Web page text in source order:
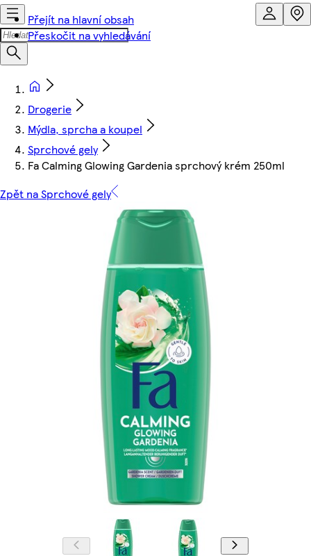
Přejít na hlavní obsah
Přeskočit na vyhledávání
Drogerie
Mýdla, sprcha a koupel
Sprchové gely
Fa Calming Glowing Gardenia sprchový krém 250ml
Zpět na Sprchové gely